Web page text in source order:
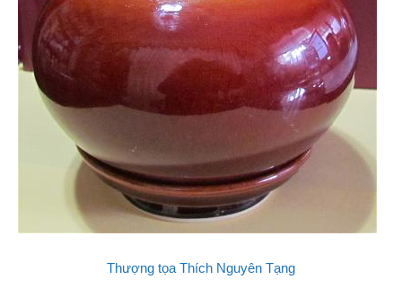
Thượng tọa Thích Nguyên Tạng